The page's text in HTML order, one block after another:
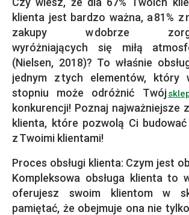
klienta jest bardzo ważna, a 81% z
zakupy w dobrze
wyróżniających się miłą
(Nielsen, 2018)? To właśnie
jednym z tych elementów, który
stopniu może odróżnić Twój
konkurencji! Poznaj najważniejsze
klienta, które pozwolą Ci
z Twoimi klientami!
Proces obsługi klienta: Czym jest
Kompleksowa obsługa klienta to
oferujesz swoim klientom w
pamiętać, że obejmuje ona nie